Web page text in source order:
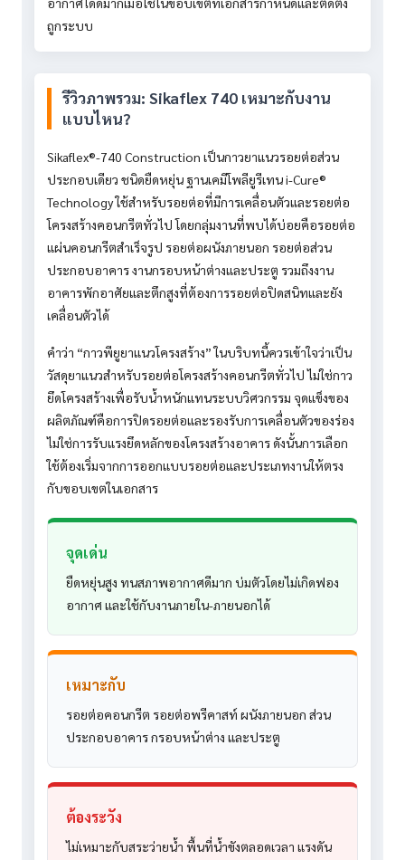
ถูกระบบ
รีวิวภาพรวม: Sikaflex 740 เหมาะกับงาน
แบบไหน?
Sikaflex®-740 Construction เป็นกาวยาแนวรอยต่อส่วน
ประกอบเดียว ชนิดยืดหยุ่น ฐานเคมีโพลียูรีเทน i-Cure®
Technology ใช้สำหรับรอยต่อที่มีการเคลื่อนตัวและรอยต่อ
โครงสร้างคอนกรีตทั่วไป โดยกลุ่มงานที่พบได้บ่อยคือรอยต่อ
แผ่นคอนกรีตสำเร็จรูป รอยต่อผนังภายนอก รอยต่อส่วน
ประกอบอาคาร งานกรอบหน้าต่างและประตู รวมถึงงาน
อาคารพักอาศัยและตึกสูงที่ต้องการรอยต่อปิดสนิทและยัง
เคลื่อนตัวได้
คำว่า “กาวพียูยาแนวโครงสร้าง” ในบริบทนี้ควรเข้าใจว่าเป็น
วัสดุยาแนวสำหรับรอยต่อโครงสร้างคอนกรีตทั่วไป ไม่ใช่กาว
ยึดโครงสร้างเพื่อรับน้ำหนักแทนระบบวิศวกรรม จุดแข็งของ
ผลิตภัณฑ์คือการปิดรอยต่อและรองรับการเคลื่อนตัวของร่อง
ไม่ใช่การรับแรงยึดหลักของโครงสร้างอาคาร ดังนั้นการเลือก
ใช้ต้องเริ่มจากการออกแบบรอยต่อและประเภทงานให้ตรง
กับขอบเขตในเอกสาร
จุดเด่น
ยืดหยุ่นสูง ทนสภาพอากาศดีมาก บ่มตัวโดยไม่เกิดฟอง
อากาศ และใช้กับงานภายใน-ภายนอกได้
เหมาะกับ
รอยต่อคอนกรีต รอยต่อพรีคาสท์ ผนังภายนอก ส่วน
ประกอบอาคาร กรอบหน้าต่าง และประตู
ต้องระวัง
ไม่เหมาะกับสระว่ายน้ำ พื้นที่น้ำขังตลอดเวลา แรงดัน